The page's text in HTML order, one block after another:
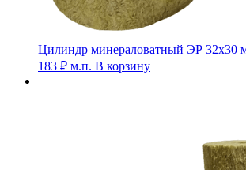
Цилиндр минераловатный ЭР 32х30
183 ₽ м.п. В корзину